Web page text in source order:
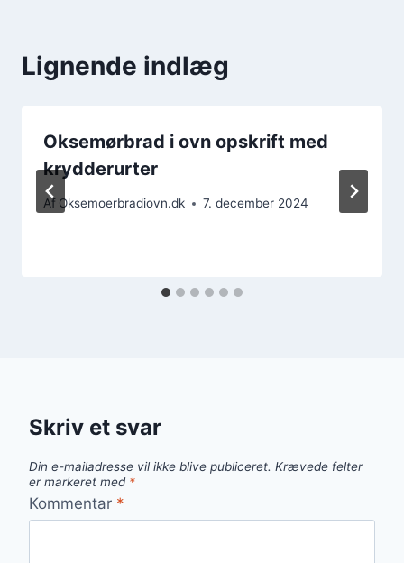
Lignende indlæg
Oksemørbrad i ovn opskrift med
krydderurter
Af Oksemoerbradiovn.dk 7. december 2024
Skriv et svar
Din e-mailadresse vil ikke blive publiceret. Krævede felter
er markeret med *
Kommentar *